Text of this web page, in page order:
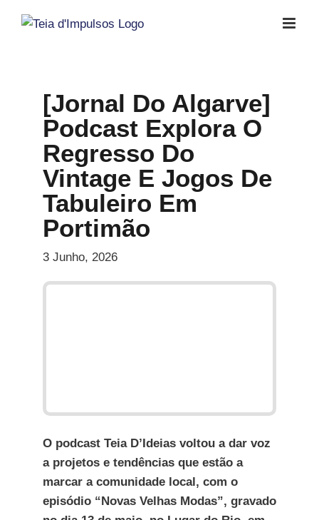
[Jornal Do Algarve]
Podcast Explora O
Regresso Do
Vintage E Jogos De
Tabuleiro Em
Portimão
3 Junho, 2026
O podcast Teia D’Ideias voltou a dar voz
a projetos e tendências que estão a
marcar a comunidade local, com o
episódio “Novas Velhas Modas”, gravado